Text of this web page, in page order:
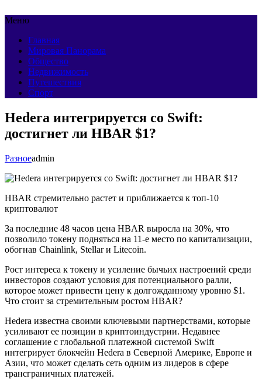
Меню
Главная
Мировая Панорама
Общество
Недвижимость
Путешествия
Спорт
Hedera интегрируется со Swift:
достигнет ли HBAR $1?
Разноеadmin
HBAR стремительно растет и приближается к топ-10
криптовалют
За последние 48 часов цена HBAR выросла на 30%, что
позволило токену подняться на 11-е место по капитализации,
обогнав Chainlink, Stellar и Litecoin.
Рост интереса к токену и усиление бычьих настроений среди
инвесторов создают условия для потенциального ралли,
которое может привести цену к долгожданному уровню $1.
Что стоит за стремительным ростом HBAR?
Hedera известна своими ключевыми партнерствами, которые
усиливают ее позиции в криптоиндустрии. Недавнее
соглашение с глобальной платежной системой Swift
интегрирует блокчейн Hedera в Северной Америке, Европе и
Азии, что может сделать сеть одним из лидеров в сфере
трансграничных платежей.